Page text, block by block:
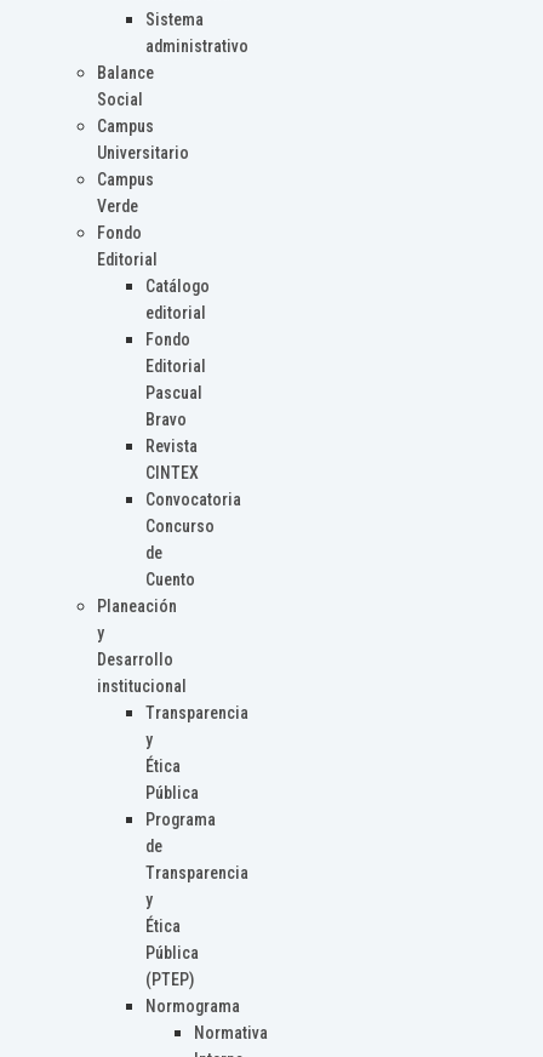
Sistema
administrativo
Balance
Social
Campus
Universitario
Campus
Verde
Fondo
Editorial
Catálogo
editorial
Fondo
Editorial
Pascual
Bravo
Revista
CINTEX
Convocatoria
Concurso
de
Cuento
Planeación
y
Desarrollo
institucional
Transparencia
y
Ética
Pública
Programa
de
Transparencia
y
Ética
Pública
(PTEP)
Normograma
Normativa